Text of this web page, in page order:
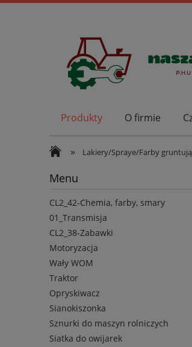
Produkty O firmie
» Lakiery/Spraye/Farby
Menu
CL2_42-Chemia, farby, smary
01_Transmisja
CL2_38-Zabawki
Motoryzacja
Wały WOM
Traktor
Opryskiwacz
Sianokiszonka
Sznurki do maszyn rolniczych
Siatka do owijarek